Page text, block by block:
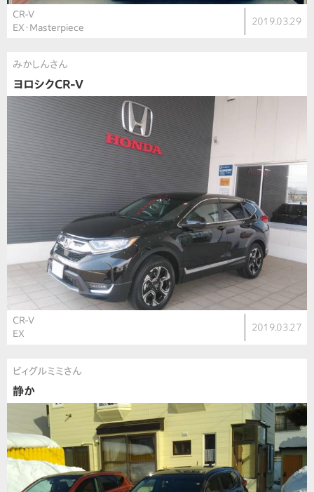
CR-V
EX・Masterpiece
2019.03.29
みかしんさん
ヨロシクCR-V
CR-V
EX
2019.03.27
ビィグルミミさん
静か